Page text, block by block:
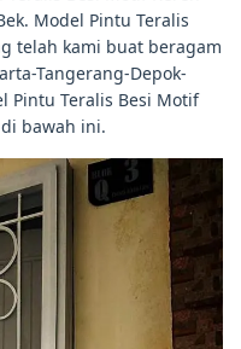
Model Pintu Teralis
telah kami buat beragam
Tangerang-Depok-
Pintu Teralis Besi Motif
bawah ini.